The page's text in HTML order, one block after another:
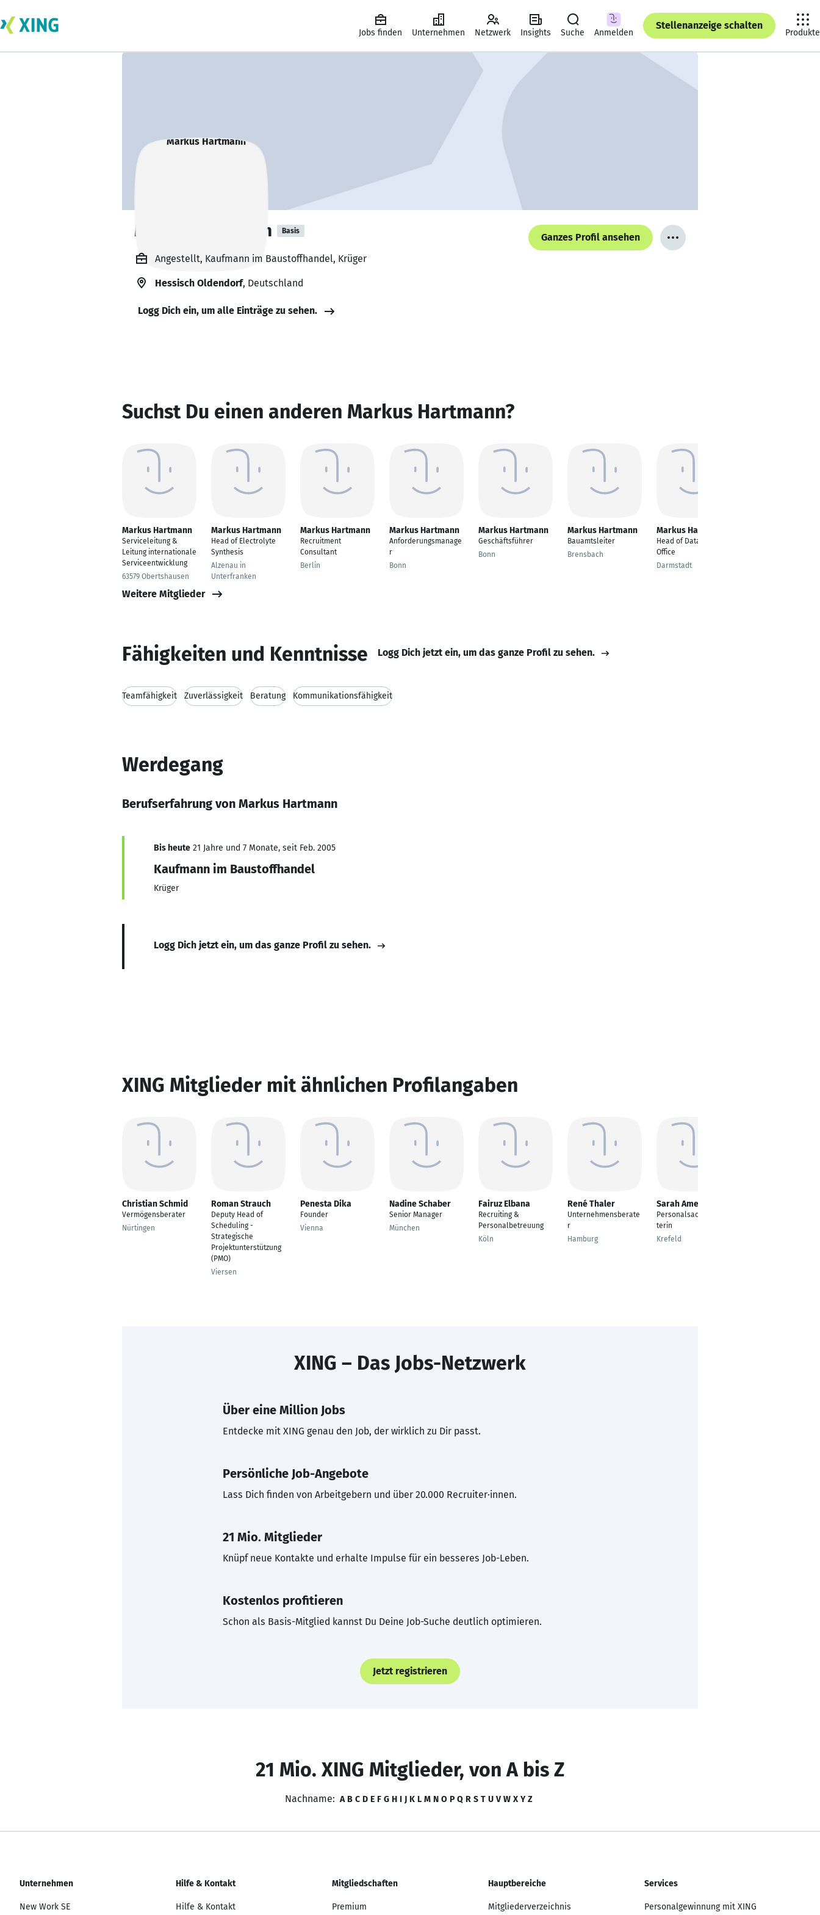
Jobs finden Unternehmen Netzwerk Insights Suche Anmelden
Stellenanzeige schalten
Produkte
Markus Hartmann Basis
Ganzes Profil ansehen
Angestellt, Kaufmann im Baustoffhandel, Krüger
Hessisch Oldendorf, Deutschland
Logg Dich ein, um alle Einträge zu sehen.
Suchst Du einen anderen Markus Hartmann?
Markus Hartmann
Serviceleitung &
Leitung internationale
Serviceentwicklung
63579 Obertshausen
Markus Hartmann
Head of Electrolyte
Synthesis
Alzenau in
Unterfranken
Markus Hartmann
Recruitment
Consultant
Berlin
Markus Hartmann
Anforderungsmanage
r
Bonn
Markus Hartmann
Geschäftsführer
Bonn
Markus Hartmann
Bauamtsleiter
Brensbach
Markus Hartmann
Head of Data Value
Office
Darmstadt
Weitere Mitglieder
Fähigkeiten und Kenntnisse Logg Dich jetzt ein, um das ganze Profil zu sehen.
Teamfähigkeit Zuverlässigkeit Beratung Kommunikationsfähigkeit
Werdegang
Berufserfahrung von Markus Hartmann
Bis heute 21 Jahre und 7 Monate, seit Feb. 2005
Kaufmann im Baustoffhandel
Krüger
Logg Dich jetzt ein, um das ganze Profil zu sehen.
XING Mitglieder mit ähnlichen Profilangaben
Christian Schmid
Vermögensberater
Nürtingen
Roman Strauch
Deputy Head of
Scheduling -
Strategische
Projektunterstützung
(PMO)
Viersen
Penesta Dika
Founder
Vienna
Nadine Schaber
Senior Manager
München
Fairuz Elbana
Recruiting &
Personalbetreuung
Köln
René Thaler
Unternehmensberate
r
Hamburg
Sarah Amend
Personalsachbearbei
terin
Krefeld
XING – Das Jobs-Netzwerk
Über eine Million Jobs
Entdecke mit XING genau den Job, der wirklich zu Dir passt.
Persönliche Job-Angebote
Lass Dich finden von Arbeitgebern und über 20.000 Recruiter·innen.
21 Mio. Mitglieder
Knüpf neue Kontakte und erhalte Impulse für ein besseres Job-Leben.
Kostenlos profitieren
Schon als Basis-Mitglied kannst Du Deine Job-Suche deutlich optimieren.
Jetzt registrieren
21 Mio. XING Mitglieder, von A bis Z
Nachname: A B C D E F G H I J K L M N O P Q R S T U V W X Y Z
Unternehmen
New Work SE
Hilfe & Kontakt
Hilfe & Kontakt
Mitgliedschaften
Premium
Hauptbereiche
Mitgliederverzeichnis
Services
Personalgewinnung mit XING